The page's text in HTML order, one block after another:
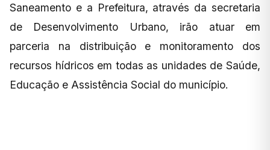
Saneamento e a Prefeitura, através da secretaria
de Desenvolvimento Urbano, irão atuar em
parceria na distribuição e monitoramento dos
recursos hídricos em todas as unidades de Saúde,
Educação e Assistência Social do município.